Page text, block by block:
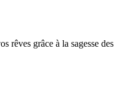
rêves grâce à la sagesse des